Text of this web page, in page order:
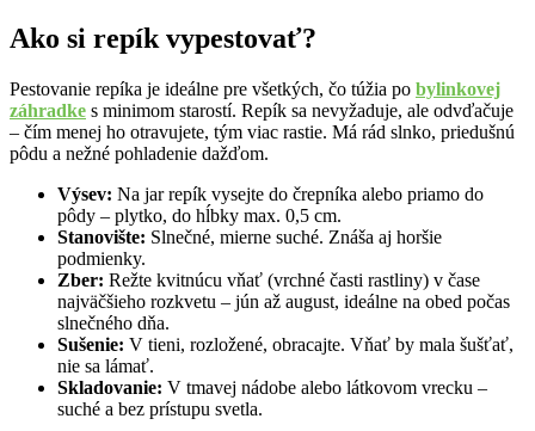
Ako si repík vypestovať?
Pestovanie repíka je ideálne pre všetkých, čo túžia po bylinkovej
záhradke s minimom starostí. Repík sa nevyžaduje, ale odvďačuje
– čím menej ho otravujete, tým viac rastie. Má rád slnko, priedušnú
pôdu a nežné pohladenie dažďom.
Výsev: Na jar repík vysejte do črepníka alebo priamo do
pôdy – plytko, do hĺbky max. 0,5 cm.
Stanovište: Slnečné, mierne suché. Znáša aj horšie
podmienky.
Zber: Režte kvitnúcu vňať (vrchné časti rastliny) v čase
najväčšieho rozkvetu – jún až august, ideálne na obed počas
slnečného dňa.
Sušenie: V tieni, rozložené, obracajte. Vňať by mala šušťať,
nie sa lámať.
Skladovanie: V tmavej nádobe alebo látkovom vrecku –
suché a bez prístupu svetla.